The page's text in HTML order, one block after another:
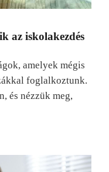
az iskolakezdés
amelyek mégis
foglalkoztunk.
és nézzük meg,